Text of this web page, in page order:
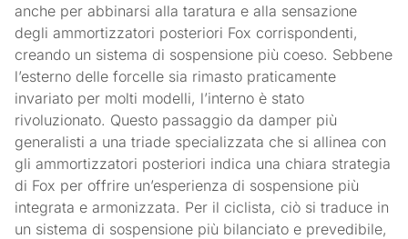
anche per abbinarsi alla taratura e alla sensazione
degli ammortizzatori posteriori Fox corrispondenti,
creando un sistema di sospensione più coeso. Sebbene
l’esterno delle forcelle sia rimasto praticamente
invariato per molti modelli, l’interno è stato
rivoluzionato. Questo passaggio da damper più
generalisti a una triade specializzata che si allinea con
gli ammortizzatori posteriori indica una chiara strategia
di Fox per offrire un’esperienza di sospensione più
integrata e armonizzata. Per il ciclista, ciò si traduce in
un sistema di sospensione più bilanciato e prevedibile,